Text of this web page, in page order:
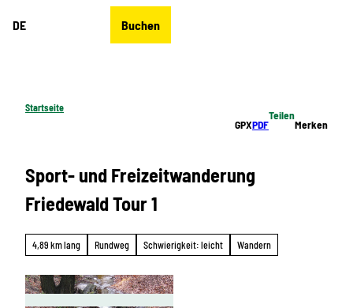
DE Buchen
Startseite
GPXPDF
Teilen
Merken
Sport- und Freizeitwanderung
Friedewald Tour 1
4,89 km lang Rundweg Schwierigkeit: leicht Wandern